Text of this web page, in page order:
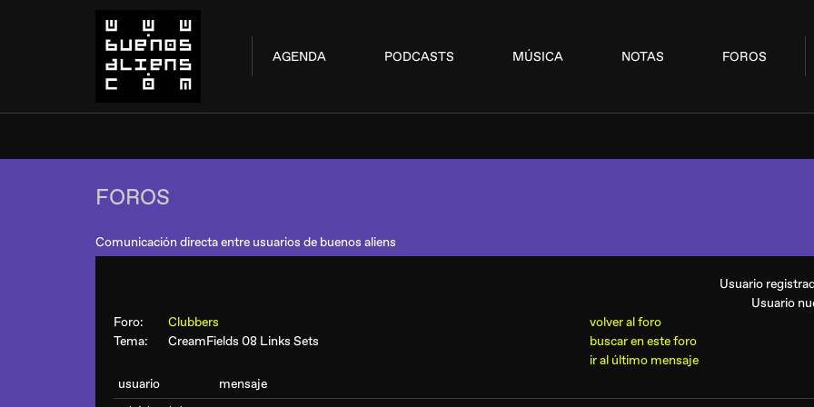
AGENDA PODCASTS MÚSICA NOTAS FOROS
FOROS
Comunicación directa entre usuarios de buenos aliens
Usuario
Usuario
Foro:
Clubbers
volver al foro
Tema:
CreamFields 08 Links Sets
buscar en este foro
ir al último mensaje
usuario
mensaje